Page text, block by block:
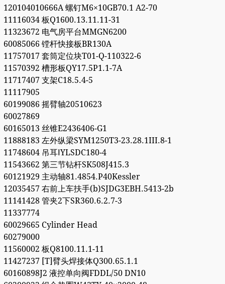
120104010666A 螺钉M6×10GB70.1 A2-70
11116034 板Q1600.13.11.11-31
11323672 电气房平台MMGN6200
60085066 镗杆快接板BR130A
11757017 套筒定位块T01-Q-110322-6
11570392 槽形板QY17.5P1.1-7A
11717407 支架C18.5.4-5
11117905
60199086 摇臂轴20510623
60027869
60165013 丝锥E2436406-G1
11888183 左外纵梁SYM1250T3-23.28.1III.8-1
11748604 吊耳ⅠYLSDC180-4
11543662 第三节钻杆SK508J415.3
60121929 主动轴81.4854.P40Kessler
12035457 右前上车扶手(b)SJDG3EBH.5413-2b
11141428 管夹2下SR360.6.2.7-3
11337774
60029665 Cylinder Head
60279000
11560002 板Q8100.11.1-11
11427237 [T]臂头焊接体Q300.65.1.1
60160898J2 液控单向阀FDDL/50 DN10